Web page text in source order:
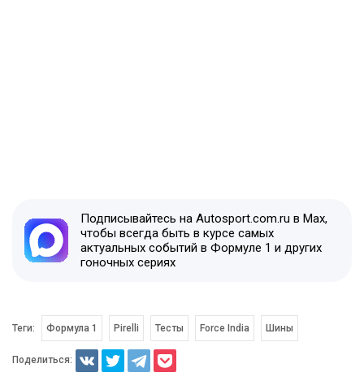
Подписывайтесь на Autosport.com.ru в Max,
чтобы всегда быть в курсе самых
актуальных событий в Формуле 1 и других
гоночных сериях
Теги: Формула 1 Pirelli Тесты Force India Шины
Поделиться: